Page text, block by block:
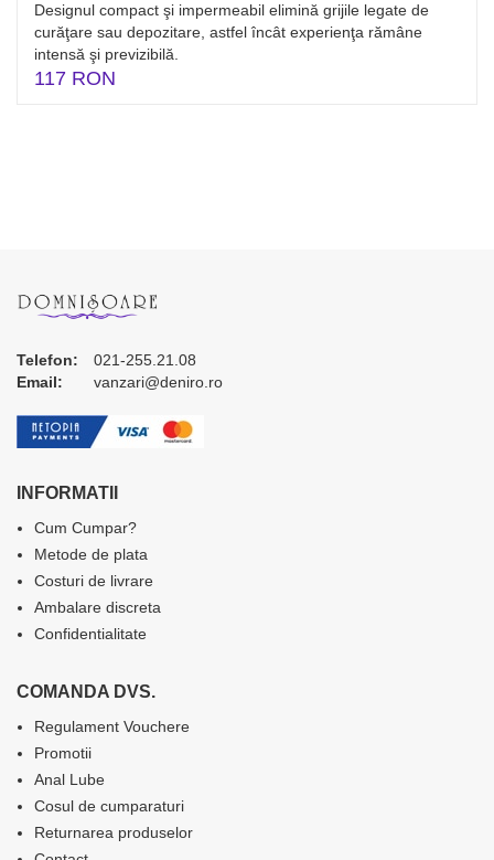
Designul compact şi impermeabil elimină grijile legate de
curăţare sau depozitare, astfel încât experienţa rămâne
intensă şi previzibilă.
117 RON
Telefon:
021-255.21.08
Email:
vanzari@deniro.ro
INFORMATII
Cum Cumpar?
Metode de plata
Costuri de livrare
Ambalare discreta
Confidentialitate
COMANDA DVS.
Regulament Vouchere
Promotii
Anal Lube
Cosul de cumparaturi
Returnarea produselor